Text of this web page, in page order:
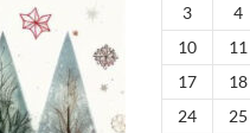
3
4
10
11
17
18
24
25